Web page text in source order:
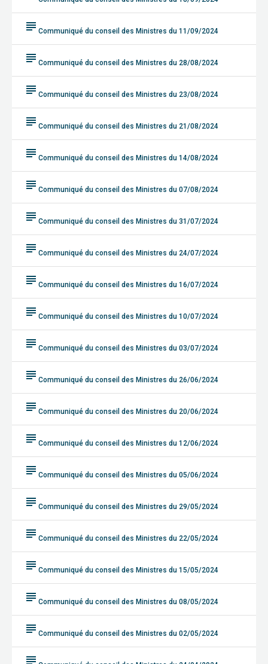
subject Communiqué du conseil des Ministres du 11/09/2024
subject Communiqué du conseil des Ministres du 28/08/2024
subject Communiqué du conseil des Ministres du 23/08/2024
subject Communiqué du conseil des Ministres du 21/08/2024
subject Communiqué du conseil des Ministres du 14/08/2024
subject Communiqué du conseil des Ministres du 07/08/2024
subject Communiqué du conseil des Ministres du 31/07/2024
subject Communiqué du conseil des Ministres du 24/07/2024
subject Communiqué du conseil des Ministres du 16/07/2024
subject Communiqué du conseil des Ministres du 10/07/2024
subject Communiqué du conseil des Ministres du 03/07/2024
subject Communiqué du conseil des Ministres du 26/06/2024
subject Communiqué du conseil des Ministres du 20/06/2024
subject Communiqué du conseil des Ministres du 12/06/2024
subject Communiqué du conseil des Ministres du 05/06/2024
subject Communiqué du conseil des Ministres du 29/05/2024
subject Communiqué du conseil des Ministres du 22/05/2024
subject Communiqué du conseil des Ministres du 15/05/2024
subject Communiqué du conseil des Ministres du 08/05/2024
subject Communiqué du conseil des Ministres du 02/05/2024
subject